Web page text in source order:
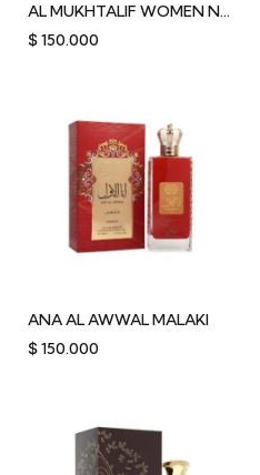
AL MUKHTALIF WOMEN NUSUK
$150.000
ANA AL AWWAL MALAKI
$150.000